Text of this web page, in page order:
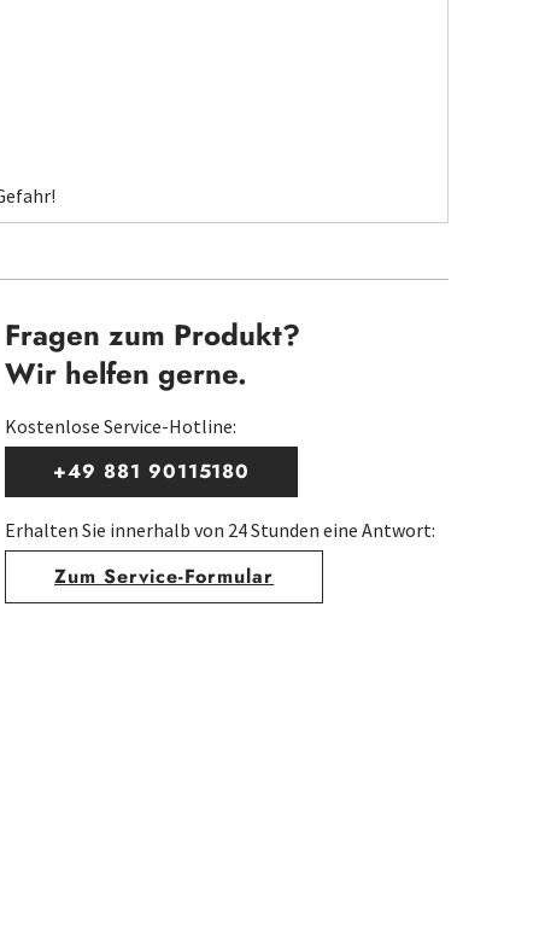
Fragen zum Produkt?
Wir helfen gerne.
Kostenlose Service-Hotline:
+49 881 90115180
Erhalten Sie innerhalb von 24 Stunden eine Antwort:
Zum Service-Formular